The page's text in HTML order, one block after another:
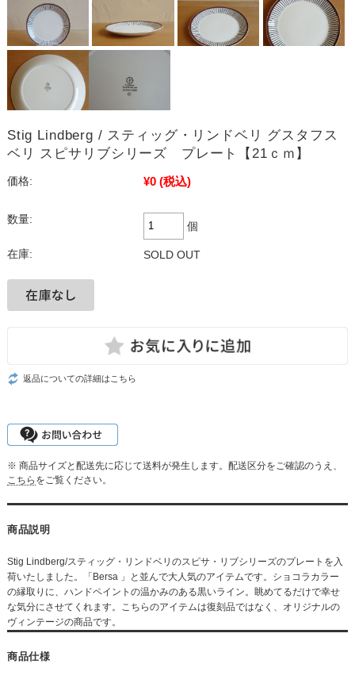
Stig Lindberg / スティッグ・リンドベリ グスタフス
ベリ スピサリブシリーズ プレート【21ｃｍ】
価格: ¥0 (税込)
数量:
個
在庫: SOLD OUT
返品についての詳細はこちら
※ 商品サイズと配送先に応じて送料が発生します。配送区分をご確認のうえ、
こちら をご覧ください。
商品説明
Stig Lindberg/スティッグ・リンドベリのスピサ・リブシリーズのプレートを入
荷いたしました。「Bersa 」と並んで大人気のアイテムです。ショコラカラー
の縁取りに、ハンドペイントの温かみのある黒いライン。眺めてるだけで幸せ
な気分にさせてくれます。こちらのアイテムは復刻品ではなく、オリジナルの
ヴィンテージの商品です。
商品仕様